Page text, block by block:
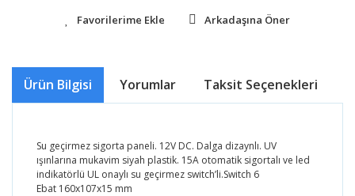
Arkadaşına Öner
Ürün Bilgisi Yorumlar Taksit Seçenekleri
Su geçirmez sigorta paneli. 12V DC. Dalga dizaynlı. UV
ışınlarına mukavim siyah plastik. 15A otomatik sigortalı ve led
indikatörlü UL onaylı su geçirmez switch’li.Switch 6
Ebat 160x107x15 mm